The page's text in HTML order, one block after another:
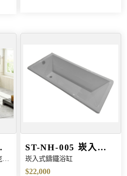
力
ST-NH-005 崁入崁
入式鑄鐵浴缸
崁入式鑄鐵浴缸
$22,000